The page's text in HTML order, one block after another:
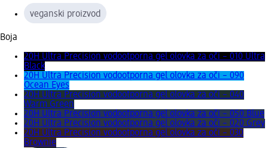
veganski proizvod
Boja
20H Ultra Precision vodootporna gel olovka za oči – 010 Ultra
Black
20H Ultra Precision vodootporna gel olovka za oči – 090
Ocean Eyes
20H Ultra Precision vodootporna gel olovka za oči – 040
Warm Green
20H Ultra Precision vodootporna gel olovka za oči – 050 Blue
20H Ultra Precision vodootporna gel olovka za oči – 020 Grey
20H Ultra Precision vodootporna gel olovka za oči – 030
Brownie